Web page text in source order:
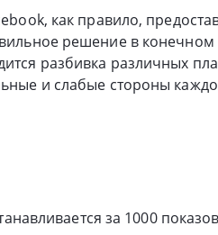
как правило,
решение в конечном
разбивка различных
и слабые стороны
за 1000